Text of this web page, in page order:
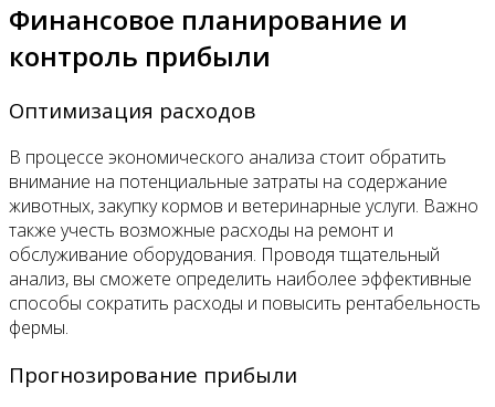
Финансовое планирование и
контроль прибыли
Оптимизация расходов
В процессе экономического анализа стоит обратить
внимание на потенциальные затраты на содержание
животных, закупку кормов и ветеринарные услуги. Важно
также учесть возможные расходы на ремонт и
обслуживание оборудования. Проводя тщательный
анализ, вы сможете определить наиболее эффективные
способы сократить расходы и повысить рентабельность
фермы.
Прогнозирование прибыли